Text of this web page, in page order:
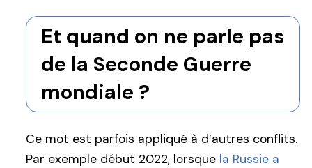
Et quand on ne parle pas
de la Seconde Guerre
mondiale ?
Ce mot est parfois appliqué à d’autres conflits.
Par exemple début 2022, lorsque la Russie a